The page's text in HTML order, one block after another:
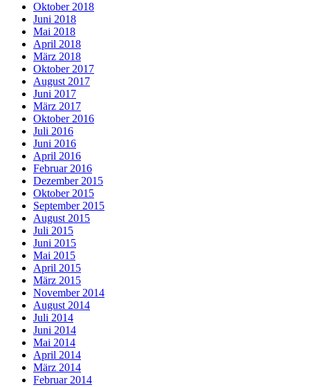
Oktober 2018
Juni 2018
Mai 2018
April 2018
März 2018
Oktober 2017
August 2017
Juni 2017
März 2017
Oktober 2016
Juli 2016
Juni 2016
April 2016
Februar 2016
Dezember 2015
Oktober 2015
September 2015
August 2015
Juli 2015
Juni 2015
Mai 2015
April 2015
März 2015
November 2014
August 2014
Juli 2014
Juni 2014
Mai 2014
April 2014
März 2014
Februar 2014